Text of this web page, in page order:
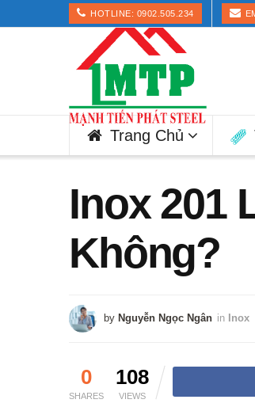
HOTLINE: 0902.505.234
Trang Chủ
Inox 201
Không?
by Nguyễn Ngọc Ngân in Inox
0
SHARES
108
VIEWS